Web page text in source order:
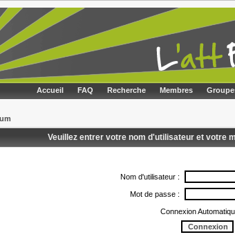
Accueil FAQ Recherche Membres
Veuillez entrer votre nom d'utilisateur et votre
Nom d'utilisateur :
Mot de passe :
Connexion